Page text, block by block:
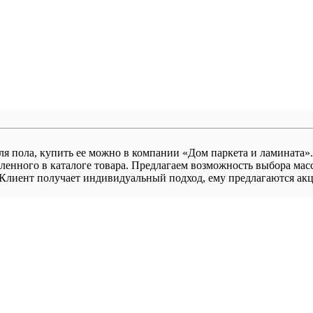
пола, купить ее можно в компании «Дом паркета и
в каталоге товара. Предлагаем возможность выбора
получает индивидуальный подход, ему предлагаются